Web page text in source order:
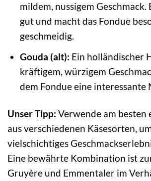
mildem, nussigem Geschmack.
gut und macht das Fondue
geschmeidig.
Gouda (alt): Ein holländischer
kräftigem, würzigem
dem Fondue eine interessante
Unser Tipp: Verwende am besten
aus verschiedenen Käsesorten,
vielschichtiges
Eine bewährte Kombination ist
Gruyère und Emmentaler im